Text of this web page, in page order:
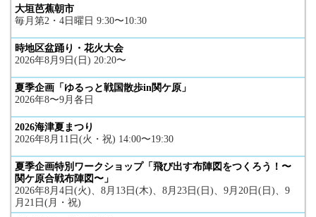
大垣芭蕉朝市
毎月第2・4日曜日 9:30〜10:30
時地区盆踊り・花火大会
2026年8月9日(日) 20:20〜
夏季企画「ゆるっと戦国散歩in関ケ原」
2026年8〜9月各日
2026海津夏まつり
2026年8月11日(火・祝) 14:00〜19:30
夏季企画特別ワークショップ「飛び出す布陣図をつくろう！〜
関ケ原合戦布陣図〜」
2026年8月4日(火)、8月13日(木)、8月23日(日)、9月20日(日)、9
月21日(月・祝)